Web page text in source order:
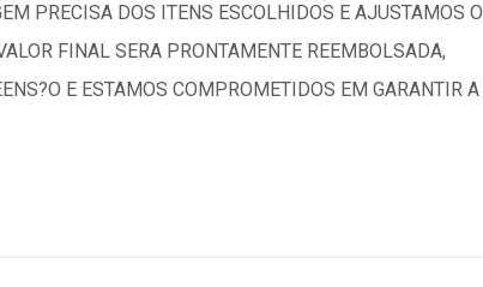
PRECISA DOS ITENS ESCOLHIDOS E AJUSTAMOS O
FINAL SERA PRONTAMENTE REEMBOLSADA,
E ESTAMOS COMPROMETIDOS EM GARANTIR A